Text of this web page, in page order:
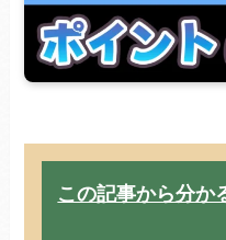
この記事から分か